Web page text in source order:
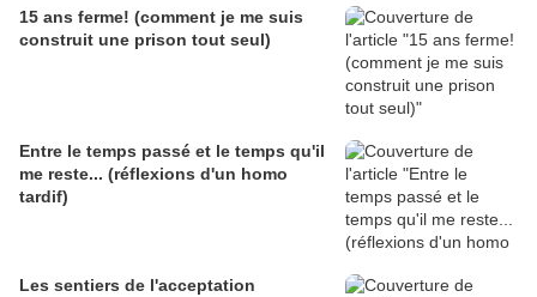
15 ans ferme! (comment je me suis
construit une prison tout seul)
Entre le temps passé et le temps qu'il
me reste... (réflexions d'un homo
tardif)
Les sentiers de l'acceptation